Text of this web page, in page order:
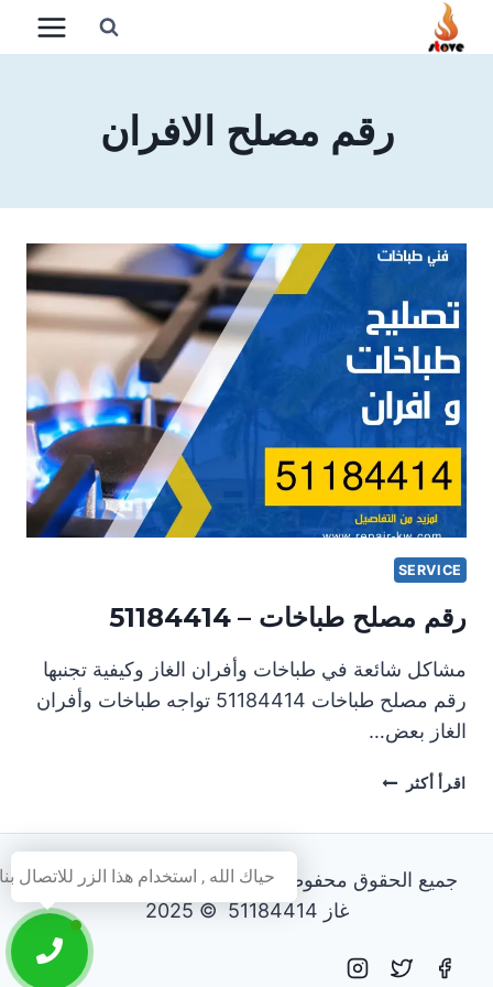
التجاوز
رقم مصلح الافران
SERVICE
رقم مصلح طباخات – 51184414
مشاكل شائعة في طباخات وأفران الغاز وكيفية تجنبها
رقم مصلح طباخات 51184414 تواجه طباخات وأفران
الغاز بعض…
اقرأ أكثر
رقم
طباخات
51184414
جميع الحقوق محفوظة - فني تصليح طباخات و افران
غاز 51184414 © 2025
حياك الله , استخدام هذا الزر للاتصال بنا